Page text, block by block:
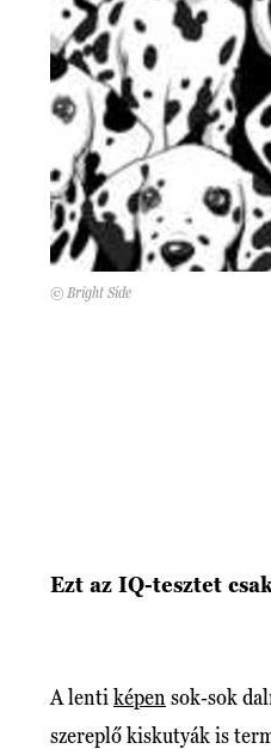
© Bright Side
Ezt az IQ-tesztet
A lenti képen sok-sok
szereplő kiskutyák is